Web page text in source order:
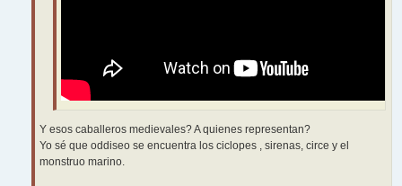
Y esos caballeros medievales? A quienes representan?
Yo sé que oddiseo se encuentra los ciclopes , sirenas, circe y el
monstruo marino.